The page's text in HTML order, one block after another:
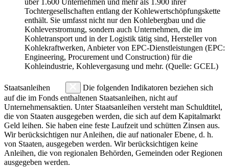
Tochtergesellschaften entlang der Kohlewertschöpfungskette
enthält. Sie umfasst nicht nur den Kohlebergbau und die
Kohleverstromung, sondern auch Unternehmen, die im
Kohletransport und in der Logistik tätig sind, Hersteller von
Kohlekraftwerken, Anbieter von EPC-Dienstleistungen (EPC:
Engineering, Procurement und Construction) für die
Kohleindustrie, Kohlevergasung und mehr. (Quelle: GCEL)
Staatsanleihen
Die folgenden Indikatoren beziehen sich
auf die im Fonds enthaltenen Staatsanleihen, nicht auf
Unternehmensaktien. Unter Staatsanleihen versteht man Schuldtitel,
die von Staaten ausgegeben werden, die sich auf dem Kapitalmarkt
Geld leihen. Sie haben eine feste Laufzeit und schütten Zinsen aus.
Wir berücksichtigen nur Anleihen, die auf nationaler Ebene, d. h.
von Staaten, ausgegeben werden. Wir berücksichtigen keine
Anleihen, die von regionalen Behörden, Gemeinden oder Regionen
ausgegeben werden.